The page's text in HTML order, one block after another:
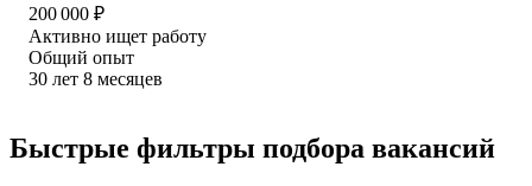
200 000 ₽
Активно ищет работу
Общий опыт
30 лет 8 месяцев
Быстрые фильтры подбора вакансий